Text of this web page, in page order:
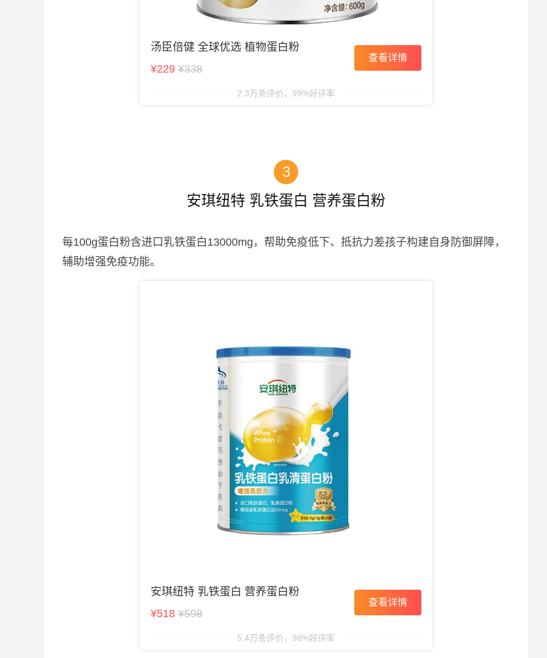
汤臣倍健 全球优选 植物蛋白粉
¥229 ¥338
查看详情
2.3万条评价，99%好评率
3
安琪纽特 乳铁蛋白 营养蛋白粉
每100g蛋白粉含进口乳铁蛋白13000mg，帮助免疫低下、抵抗力差孩子构建自身防御屏障，
辅助增强免疫功能。
安琪纽特 乳铁蛋白 营养蛋白粉
¥518 ¥598
查看详情
5.4万条评价，98%好评率